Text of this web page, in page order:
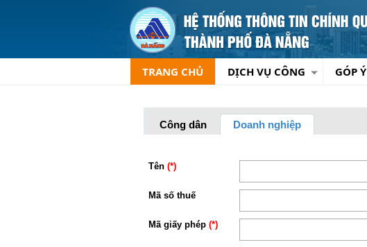
TRANG CHỦ DỊCH VỤ CÔNG GÓP Ý
Công dân Doanh nghiệp
Tên (*)
Mã số thuế
Mã giấy phép (*)